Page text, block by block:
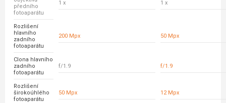
předního
fotoaparátu
1 x 1 x
Rozlišení
hlavního
zadního
fotoaparátu
200 Mpx 50 Mpx
Clona hlavního
zadního
fotoaparátu
f/1.9 f/1.9
Rozlišení
širokoúhlého
fotoaparátu
50 Mpx 12 Mpx